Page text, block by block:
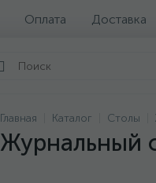
Оплата Доставка
Главная Каталог Столы
Журнальный